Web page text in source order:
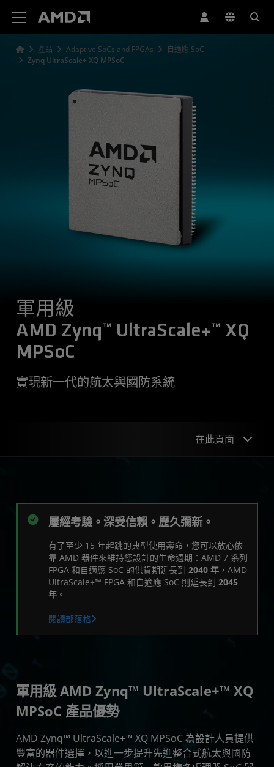
產品 Adaptive SoCs and FPGAs
自適應 SoC
Zynq UltraScale+ XQ MPSoC
軍用級
AMD Zynq™ UltraScale+™ XQ
MPSoC
實現新一代的航太與國防系統
在此頁面
產品表格
資源
屢經考驗。深受信賴。歷久彌新。
有了至少 15 年起跳的典型使用壽命，您可以放心依
靠 AMD 器件來維持您設計的生命週期：AMD 7 系列
FPGA 和自適應 SoC 的供貨期延長到 2040 年 ，AMD
UltraScale+™ FPGA 和自適應 SoC 則延長到 2045
年 。
閱讀部落格
軍用級 AMD Zynq™ UltraScale+™ XQ
MPSoC 產品優勢
AMD Zynq™ UltraScale+™ XQ MPSoC 為設計人員提供
豐富的器件選擇，以進一步提升先進整合式航太與國防